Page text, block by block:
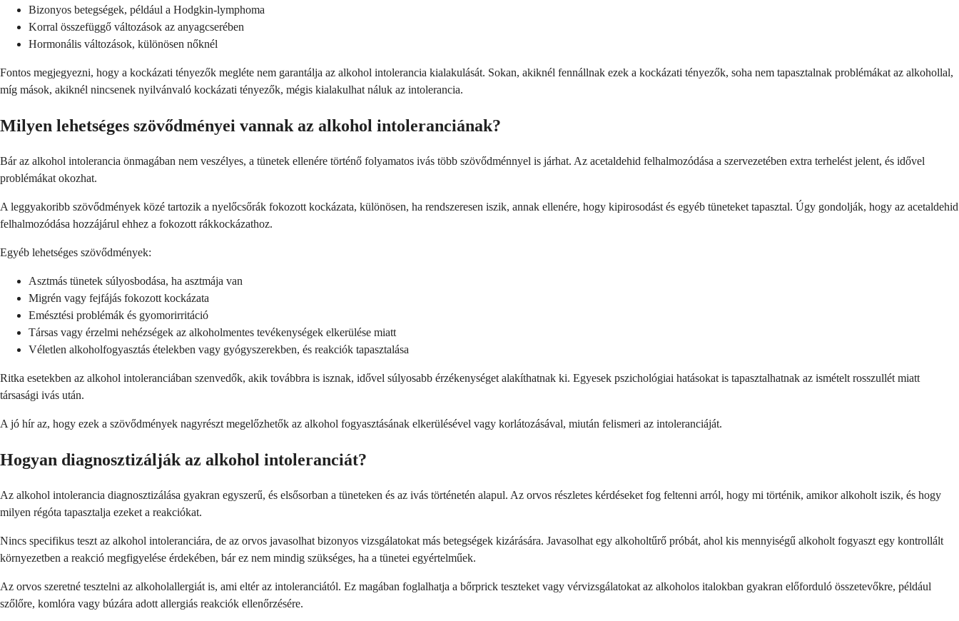
Bizonyos betegségek, például a Hodgkin-lymphoma
Korral összefüggő változások az anyagcserében
Hormonális változások, különösen nőknél
Fontos megjegyezni, hogy a kockázati tényezők megléte nem garantálja az alkohol intolerancia kialakulását. Sokan, akiknél fennállnak ezek a kockázati tényezők, soha nem tapasztalnak problémákat az alkohollal,
míg mások, akiknél nincsenek nyilvánvaló kockázati tényezők, mégis kialakulhat náluk az intolerancia.
Milyen lehetséges szövődményei vannak az alkohol intoleranciának?
Bár az alkohol intolerancia önmagában nem veszélyes, a tünetek ellenére történő folyamatos ivás több szövődménnyel is járhat. Az acetaldehid felhalmozódása a szervezetében extra terhelést jelent, és idővel
problémákat okozhat.
A leggyakoribb szövődmények közé tartozik a nyelőcsőrák fokozott kockázata, különösen, ha rendszeresen iszik, annak ellenére, hogy kipirosodást és egyéb tüneteket tapasztal. Úgy gondolják, hogy az acetaldehid
felhalmozódása hozzájárul ehhez a fokozott rákkockázathoz.
Egyéb lehetséges szövődmények:
Asztmás tünetek súlyosbodása, ha asztmája van
Migrén vagy fejfájás fokozott kockázata
Emésztési problémák és gyomorirritáció
Társas vagy érzelmi nehézségek az alkoholmentes tevékenységek elkerülése miatt
Véletlen alkoholfogyasztás ételekben vagy gyógyszerekben, és reakciók tapasztalása
Ritka esetekben az alkohol intoleranciában szenvedők, akik továbbra is isznak, idővel súlyosabb érzékenységet alakíthatnak ki. Egyesek pszichológiai hatásokat is tapasztalhatnak az ismételt rosszullét miatt
társasági ivás után.
A jó hír az, hogy ezek a szövődmények nagyrészt megelőzhetők az alkohol fogyasztásának elkerülésével vagy korlátozásával, miután felismeri az intoleranciáját.
Hogyan diagnosztizálják az alkohol intoleranciát?
Az alkohol intolerancia diagnosztizálása gyakran egyszerű, és elsősorban a tüneteken és az ivás történetén alapul. Az orvos részletes kérdéseket fog feltenni arról, hogy mi történik, amikor alkoholt iszik, és hogy
milyen régóta tapasztalja ezeket a reakciókat.
Nincs specifikus teszt az alkohol intoleranciára, de az orvos javasolhat bizonyos vizsgálatokat más betegségek kizárására. Javasolhat egy alkoholtűrő próbát, ahol kis mennyiségű alkoholt fogyaszt egy kontrollált
környezetben a reakció megfigyelése érdekében, bár ez nem mindig szükséges, ha a tünetei egyértelműek.
Az orvos szeretné tesztelni az alkoholallergiát is, ami eltér az intoleranciától. Ez magában foglalhatja a bőrprick teszteket vagy vérvizsgálatokat az alkoholos italokban gyakran előforduló összetevőkre, például
szőlőre, komlóra vagy búzára adott allergiás reakciók ellenőrzésére.